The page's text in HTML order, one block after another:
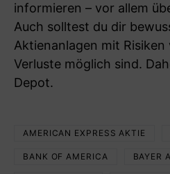
informieren – vor allem
Auch solltest du dir
Aktienanlagen mit
Verluste möglich sind.
Depot.
AMERICAN EXPRESS AKTIE
BANK OF AMERICA BAYER